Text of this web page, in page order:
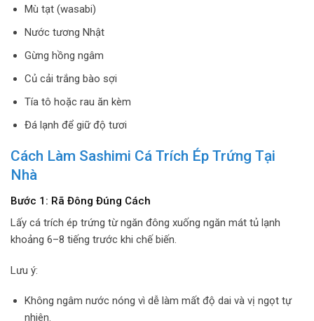
Mù tạt (wasabi)
Nước tương Nhật
Gừng hồng ngâm
Củ cải trắng bào sợi
Tía tô hoặc rau ăn kèm
Đá lạnh để giữ độ tươi
Cách Làm Sashimi Cá Trích Ép Trứng Tại
Nhà
Bước 1: Rã Đông Đúng Cách
Lấy cá trích ép trứng từ ngăn đông xuống ngăn mát tủ lạnh
khoảng 6–8 tiếng trước khi chế biến.
Lưu ý:
Không ngâm nước nóng vì dễ làm mất độ dai và vị ngọt tự
nhiên.